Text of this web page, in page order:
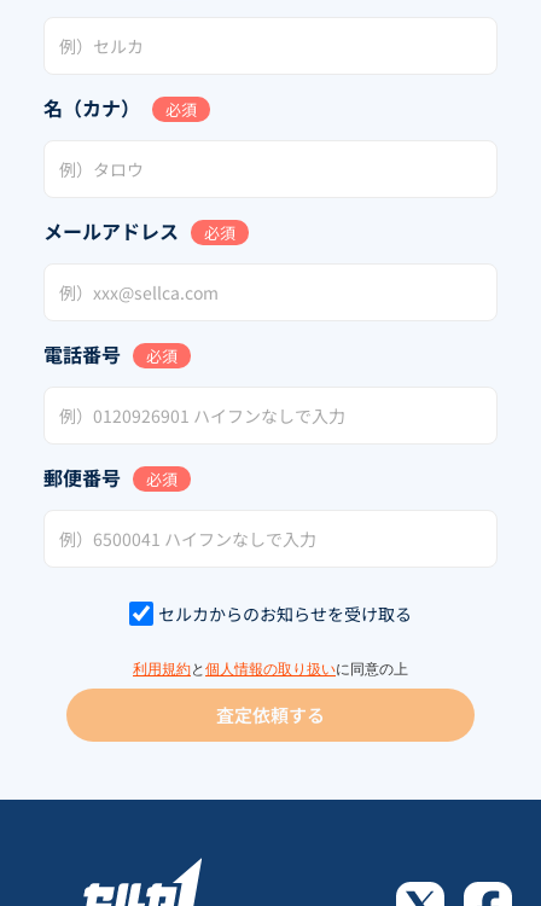
名（カナ） 必須
メールアドレス 必須
電話番号 必須
郵便番号 必須
セルカからのお知らせを受け取る
利用規約と 個人情報の取り扱いに同意の上
査定依頼する